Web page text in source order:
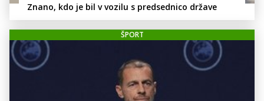
Znano, kdo je bil v vozilu s predsednico države
ŠPORT